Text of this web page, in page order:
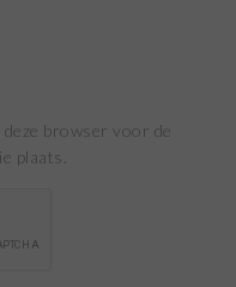
browser voor de
plaats.